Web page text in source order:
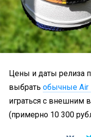
Цены и даты релиза
выбрать обычные Air
играться с внешним
(примерно 10 300